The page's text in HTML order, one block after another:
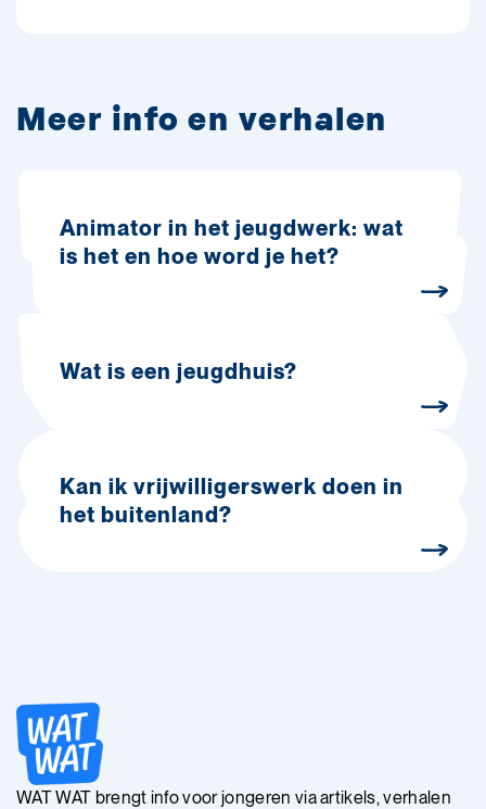
Meer info en verhalen
Animator in het jeugdwerk: wat
is het en hoe word je het?
Wat is een jeugdhuis?
Kan ik vrijwilligerswerk doen in
het buitenland?
WAT WAT brengt info voor jongeren via artikels, verhalen